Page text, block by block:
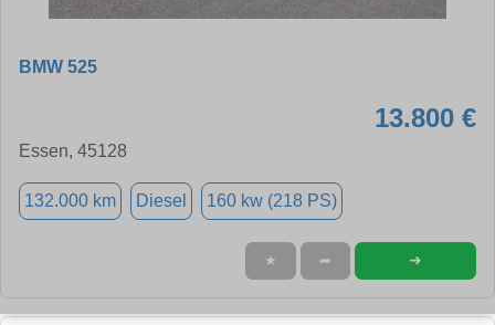
BMW 525
13.800 €
Essen, 45128
132.000 km Diesel 160 kw (218 PS)
★ ➦ ➜